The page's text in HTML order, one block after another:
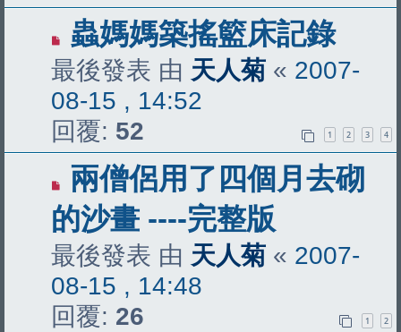
蟲媽媽築搖籃床記錄
最後發表 由 天人菊 « 2007-
08-15 , 14:52
回覆: 52 1 2 3 4
兩僧侶用了四個月去砌
的沙畫 ----完整版
最後發表 由 天人菊 « 2007-
08-15 , 14:48
回覆: 26 1 2